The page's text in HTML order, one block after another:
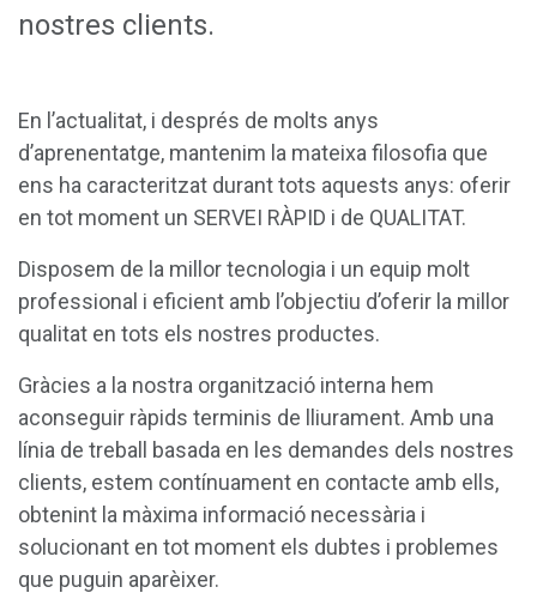
nostres clients.
En l’actualitat, i després de molts anys
d’aprenentatge, mantenim la mateixa filosofia que
ens ha caracteritzat durant tots aquests anys: oferir
en tot moment un SERVEI RÀPID i de QUALITAT.
Disposem de la millor tecnologia i un equip molt
professional i eficient amb l’objectiu d’oferir la millor
qualitat en tots els nostres productes.
Gràcies a la nostra organització interna hem
aconseguir ràpids terminis de lliurament. Amb una
línia de treball basada en les demandes dels nostres
clients, estem contínuament en contacte amb ells,
obtenint la màxima informació necessària i
solucionant en tot moment els dubtes i problemes
que puguin aparèixer.